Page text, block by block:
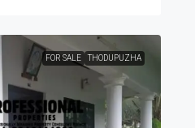
FOR SALE THODUPUZHA